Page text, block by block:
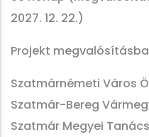
2027. 12. 22.)
Projekt
Szatmárnémeti Város
Szatmár-Bereg
Szatmár Megyei